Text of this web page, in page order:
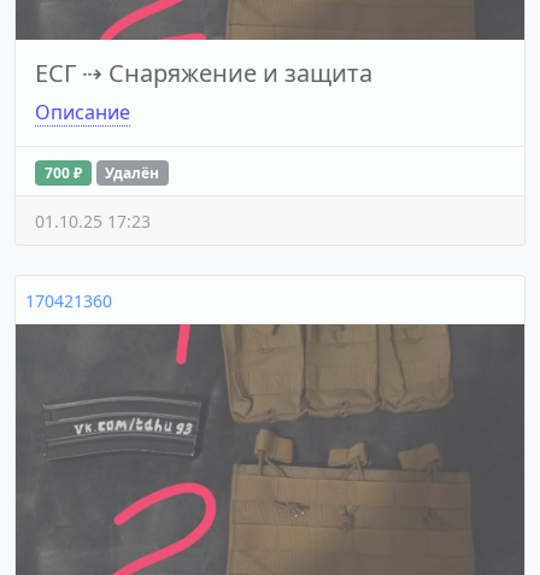
ЕСГ ⇢ Снаряжение и защита
Описание
700 ₽ Удалён
01.10.25 17:23
170421360